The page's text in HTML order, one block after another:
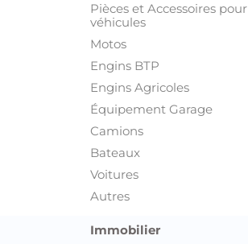
Pièces et Accessoires pour
véhicules
Motos
Engins BTP
Engins Agricoles
Équipement Garage
Camions
Bateaux
Voitures
Autres
Immobilier